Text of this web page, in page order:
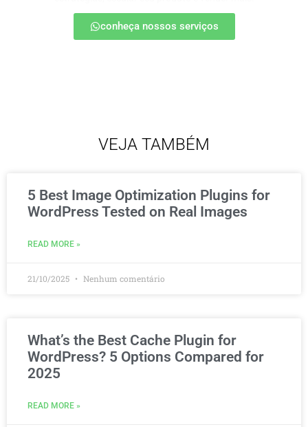
conheça nossos serviços
VEJA TAMBÉM
5 Best Image Optimization Plugins for
WordPress Tested on Real Images
READ MORE »
21/10/2025 Nenhum comentário
What’s the Best Cache Plugin for
WordPress? 5 Options Compared for
2025
READ MORE »